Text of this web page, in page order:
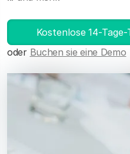
Kostenlose 14-
oder Buchen sie eine Demo